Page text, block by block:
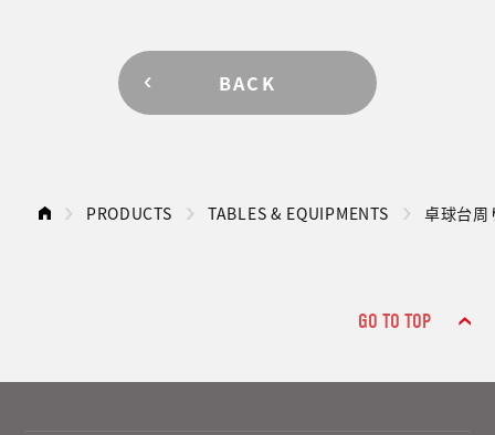
BACK
PRODUCTS TABLES & EQUIPMENTS 卓球台周
GO TO TOP